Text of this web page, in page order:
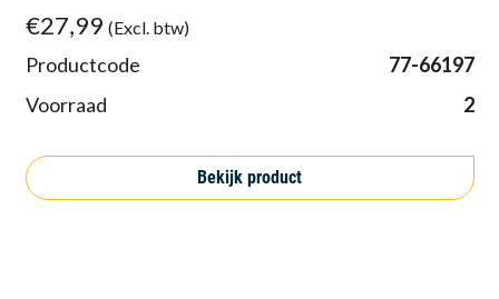
€27,99 (Excl. btw)
Productcode
77-66197
Voorraad
2
Bekijk product